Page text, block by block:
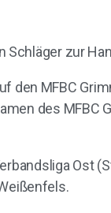
Schläger zur
den MFBC
des MFBC
Ost